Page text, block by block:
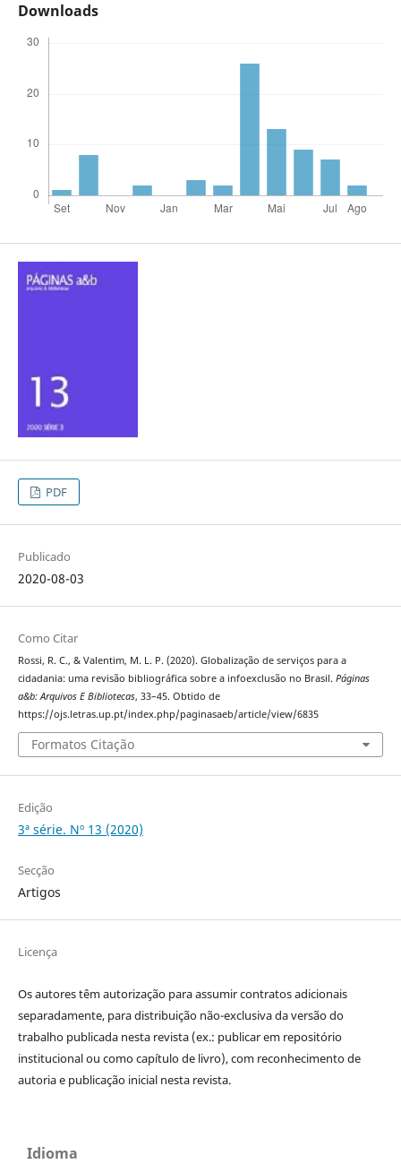
Downloads
PDF
Publicado
2020-08-03
Como Citar
Rossi, R. C., & Valentim, M. L. P. (2020). Globalização de serviços para a
cidadania: uma revisão bibliográfica sobre a infoexclusão no Brasil. Páginas
a&b: Arquivos E Bibliotecas, 33–45. Obtido de
https://ojs.letras.up.pt/index.php/paginasaeb/article/view/6835
Formatos Citação
Edição
3ª série. Nº 13 (2020)
Secção
Artigos
Licença
Os autores têm autorização para assumir contratos adicionais
separadamente, para distribuição não-exclusiva da versão do
trabalho publicada nesta revista (ex.: publicar em repositório
institucional ou como capítulo de livro), com reconhecimento de
autoria e publicação inicial nesta revista.
Idioma